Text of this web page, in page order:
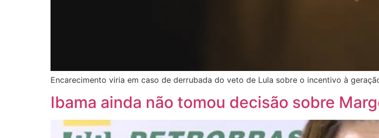
Encarecimento viria em caso de derrubada do veto de Lula sobre o incentivo à
Ibama ainda não tomou decisão sobre